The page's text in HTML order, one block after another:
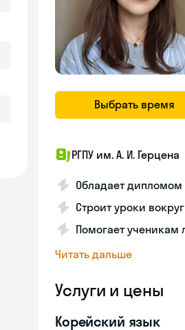
Выбрать время
РГПУ им. А. И. Герцена
Обладает дипломом
Строит уроки
Помогает ученикам
Читать дальше
Услуги и цены
Корейский язык